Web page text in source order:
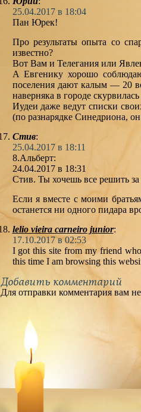
25.04.2017 в 18:04
Пан Юрек!
Про результаты опыта со
известно?
Вот Вам и Телегания или
А Евгенику хорошо
поселения дают калым — 20
наверняка в городе
Иудеи даже ведут списки
(по разнарядке Синедриона,
Стив:
25.04.2017 в 18:11
8.Альберт:
24.04.2017 в 18:31
Стив. Ты хочешь все решить за
Если я вместе с моими
останется ни одного пидара
lelio vieira carneiro junior:
17.10.2017 в 02:53
I got this site from my friend
this time I am browsing this
Добавить комментарий
Для отправки комментария вам